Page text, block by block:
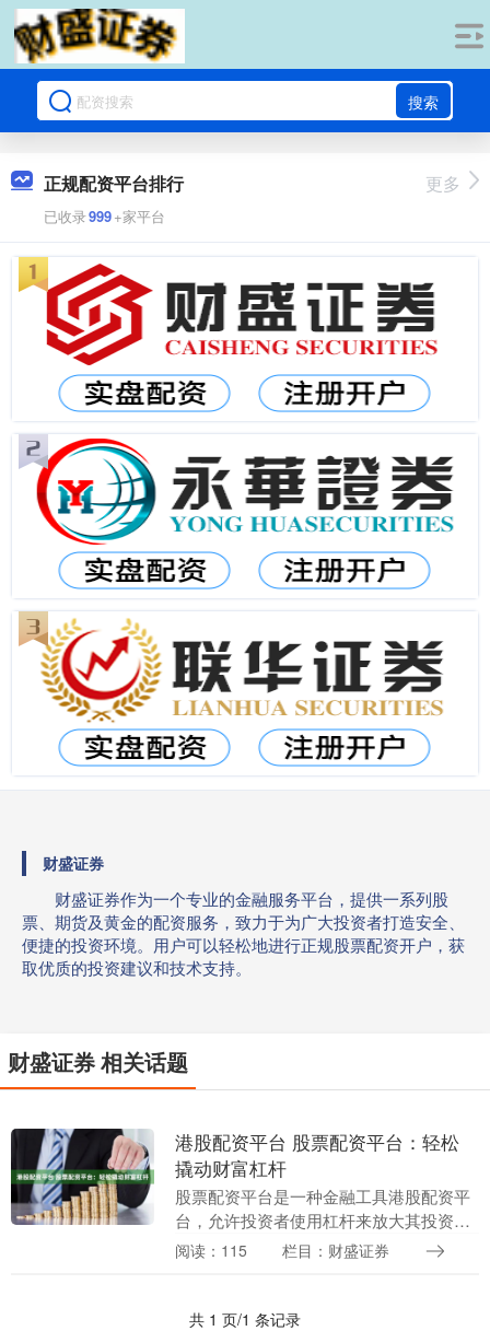
搜索
正规配资平台排行
已收录999+家平台
更多
财盛证券
财盛证券作为一个专业的金融服务平台，提供一系列股
票、期货及黄金的配资服务，致力于为广大投资者打造安全、
便捷的投资环境。用户可以轻松地进行正规股票配资开户，获
取优质的投资建议和技术支持。
财盛证券 相关话题
港股配资平台 股票配资平台：轻松
撬动财富杠杆
股票配资平台是一种金融工具港股配资平
台，允许投资者使用杠杆来放大其投资。
通过向平台借入资金，投资者可以购买比
阅读：115 栏目：财盛证券
共 1 页/1 条记录